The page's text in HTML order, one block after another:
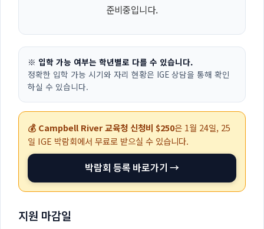
준비중입니다.
※ 입학 가능 여부는 학년별로 다를 수 있습니다.
정확한 입학 가능 시기와 자리 현황은 IGE 상담을 통해 확인
하실 수 있습니다.
💰 Campbell River 교육청 신청비 $250은 1월 24일, 25
일 IGE 박람회에서 무료로 받으실 수 있습니다.
박람회 등록 바로가기 →
지원 마감일